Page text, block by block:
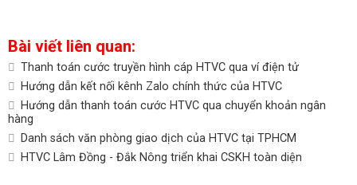
Bài viết liên quan:
Thanh toán cước truyền hình cáp HTVC qua ví điện tử
Hướng dẫn kết nối kênh Zalo chính thức của HTVC
Hướng dẫn thanh toán cước HTVC qua chuyển khoản ngân
hàng
Danh sách văn phòng giao dịch của HTVC tại TPHCM
HTVC Lâm Đồng - Đắk Nông triển khai CSKH toàn diện